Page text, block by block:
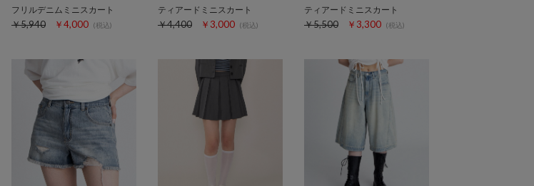
フリルデニムミニスカート
￥5,940 ￥4,000 (税込)
ティアードミニスカート
￥4,400 ￥3,000 (税込)
ティアードミニスカート
￥5,500 ￥3,300 (税込)